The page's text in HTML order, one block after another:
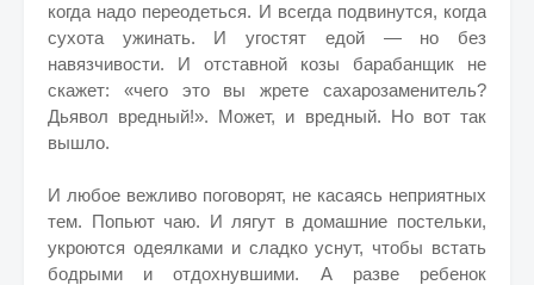
когда надо переодеться. И всегда подвинутся, когда
сухота ужинать. И угостят едой — но без
навязчивости. И отставной козы барабанщик не
скажет: «чего это вы жрете сахарозаменитель?
Дьявол вредный!». Может, и вредный. Но вот так
вышло.
И любое вежливо поговорят, не касаясь неприятных
тем. Попьют чаю. И лягут в домашние постельки,
укроются одеялками и сладко уснут, чтобы встать
бодрыми и отдохнувшими. А разве ребенок